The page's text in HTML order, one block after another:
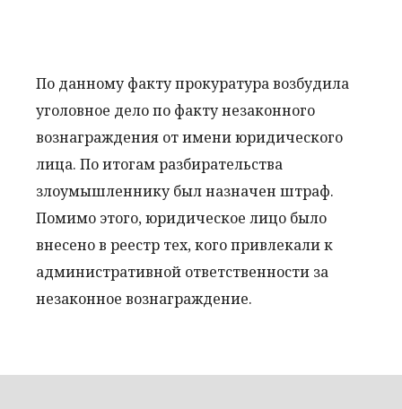
По данному факту прокуратура возбудила
уголовное дело по факту незаконного
вознаграждения от имени юридического
лица. По итогам разбирательства
злоумышленнику был назначен штраф.
Помимо этого, юридическое лицо было
внесено в реестр тех, кого привлекали к
административной ответственности за
незаконное вознаграждение.